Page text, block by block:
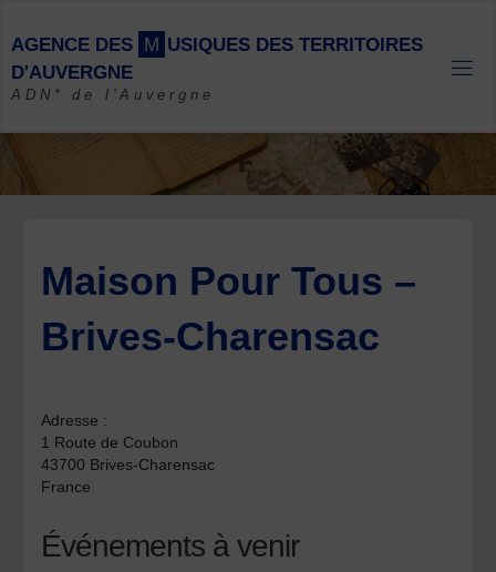
content
AGENCE DES M USIQUES DES TERRITOIRES
D'AUVERGNE
ADN* de l'Auvergne
Maison Pour Tous –
Brives-Charensac
Adresse :
1 Route de Coubon
43700 Brives-Charensac
France
Événements à venir